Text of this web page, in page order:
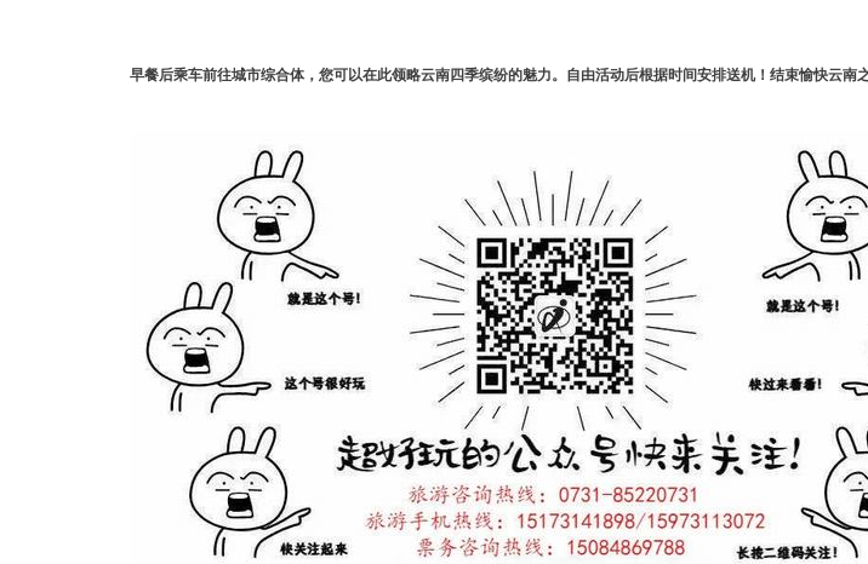
早餐后乘车前往城市综合体，您可以在此领略云南四季缤纷的魅力。自由活动后根据时间安排送机！结束愉快云南